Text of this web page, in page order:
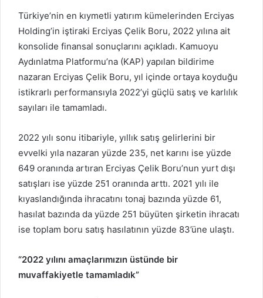
Türkiye’nin en kıymetli yatırım kümelerinden Erciyas
Holding’in iştiraki Erciyas Çelik Boru, 2022 yılına ait
konsolide finansal sonuçlarını açıkladı. Kamuoyu
Aydınlatma Platformu’na (KAP) yapılan bildirime
nazaran Erciyas Çelik Boru, yıl içinde ortaya koyduğu
istikrarlı performansıyla 2022’yi güçlü satış ve karlılık
sayıları ile tamamladı.
2022 yılı sonu itibariyle, yıllık satış gelirlerini bir
evvelki yıla nazaran yüzde 235, net karını ise yüzde
649 oranında artıran Erciyas Çelik Boru’nun yurt dışı
satışları ise yüzde 251 oranında arttı. 2021 yılı ile
kıyaslandığında ihracatını tonaj bazında yüzde 61,
hasılat bazında da yüzde 251 büyüten şirketin ihracatı
ise toplam boru satış hasılatının yüzde 83’üne ulaştı.
“2022 yılını amaçlarımızın üstünde bir
muvaffakiyetle tamamladık”